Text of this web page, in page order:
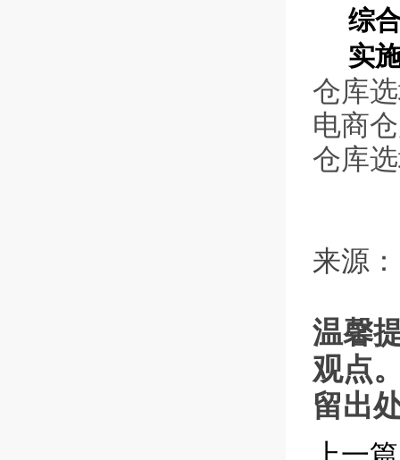
综
实
仓库
电商
仓库
来源：
温馨
观点
留出